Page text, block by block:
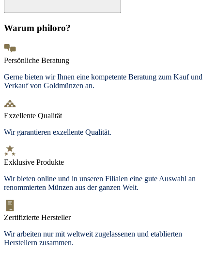
Warum philoro?
Persönliche Beratung
Gerne bieten wir Ihnen eine kompetente Beratung zum Kauf und
Verkauf von Goldmünzen an.
Exzellente Qualität
Wir garantieren exzellente Qualität.
Exklusive Produkte
Wir bieten online und in unseren Filialen eine gute Auswahl an
renommierten Münzen aus der ganzen Welt.
Zertifizierte Hersteller
Wir arbeiten nur mit weltweit zugelassenen und etablierten
Herstellern zusammen.